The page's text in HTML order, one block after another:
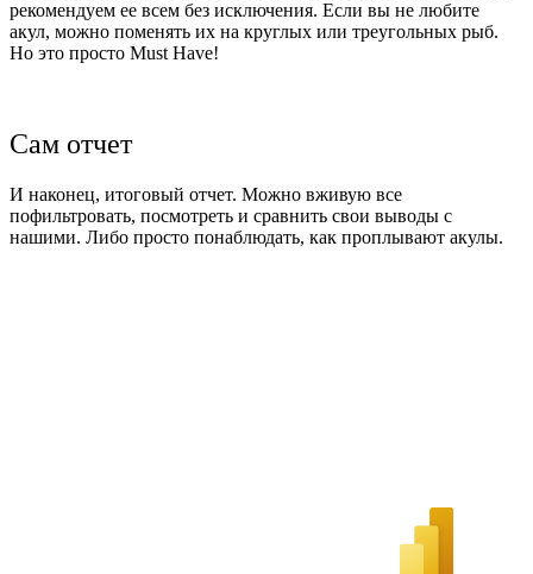
рекомендуем ее всем без исключения. Если вы не любите
акул, можно поменять их на круглых или треугольных рыб.
Но это просто Must Have!
Сам отчет
И наконец, итоговый отчет. Можно вживую все
пофильтровать, посмотреть и сравнить свои выводы с
нашими. Либо просто понаблюдать, как проплывают акулы.